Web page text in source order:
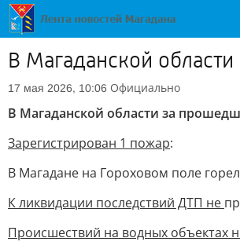
В Магаданской
17 мая 2026, 10:06 Официально
В Магаданской области за
Зарегистрирован 1 пожар:
В Магадане на Гороховом поле
К ликвидации последствий ДТП не
Происшествий на водных объектах